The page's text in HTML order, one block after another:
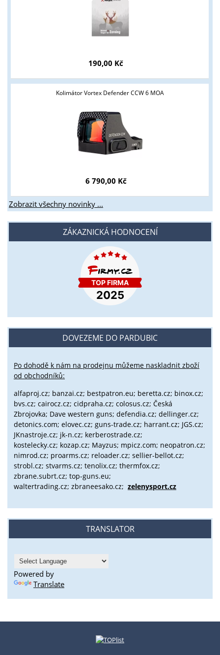
190,00 Kč
Kolimátor Vortex Defender CCW 6 MOA
6 790,00 Kč
Zobrazit všechny novinky ...
ZÁKAZNICKÁ HODNOCENÍ
DOVEZEME DO PARDUBIC
Po dohodě k nám na prodejnu můžeme naskladnit zboží
od obchodníků:
alfaproj.cz; banzai.cz; bestpatron.eu; beretta.cz; binox.cz;
bvs.cz; cairocz.cz; cidpraha.cz; colosus.cz; Česká
Zbrojovka; Dave western guns; defendia.cz; dellinger.cz;
detonics.com; elovec.cz; guns-trade.cz; harrant.cz; JGS.cz;
JKnastroje.cz; jk-n.cz; kerberostrade.cz;
kostelecky.cz; kozap.cz; Mayzus; mpicz.com; neopatron.cz;
nimrod.cz; proarms.cz; reloader.cz; sellier-bellot.cz;
strobl.cz; stvarms.cz; tenolix.cz; thermfox.cz;
zbrane.subrt.cz; top-guns.eu;
waltertrading.cz; zbraneesako.cz; zelenysport.cz
TRANSLATOR
Powered by
Translate